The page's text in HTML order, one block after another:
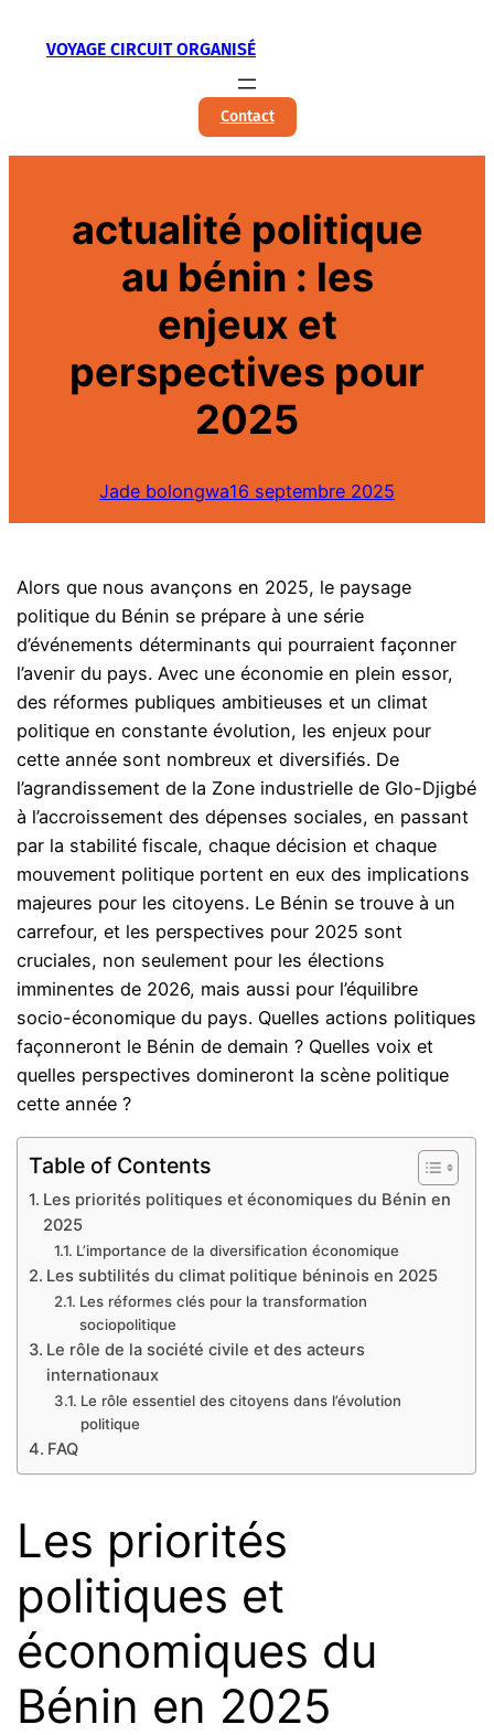
VOYAGE CIRCUIT ORGANISÉ
Contact
actualité politique
au bénin : les
enjeux et
perspectives pour
2025
Jade bolongwa16 septembre 2025
Alors que nous avançons en 2025, le paysage
politique du Bénin se prépare à une série
d’événements déterminants qui pourraient façonner
l’avenir du pays. Avec une économie en plein essor,
des réformes publiques ambitieuses et un climat
politique en constante évolution, les enjeux pour
cette année sont nombreux et diversifiés. De
l’agrandissement de la Zone industrielle de Glo-Djigbé
à l’accroissement des dépenses sociales, en passant
par la stabilité fiscale, chaque décision et chaque
mouvement politique portent en eux des implications
majeures pour les citoyens. Le Bénin se trouve à un
carrefour, et les perspectives pour 2025 sont
cruciales, non seulement pour les élections
imminentes de 2026, mais aussi pour l’équilibre
socio-économique du pays. Quelles actions politiques
façonneront le Bénin de demain ? Quelles voix et
quelles perspectives domineront la scène politique
cette année ?
Table of Contents
Les priorités politiques et économiques du Bénin en
2025
L’importance de la diversification économique
Les subtilités du climat politique béninois en 2025
Les réformes clés pour la transformation
sociopolitique
Le rôle de la société civile et des acteurs
internationaux
Le rôle essentiel des citoyens dans l’évolution
politique
FAQ
Les priorités
politiques et
économiques du
Bénin en 2025